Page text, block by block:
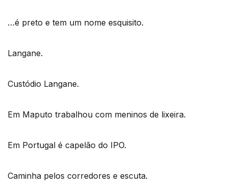
…é preto e tem um nome esquisito.
Langane.
Custódio Langane.
Em Maputo trabalhou com meninos de lixeira.
Em Portugal é capelão do IPO.
Caminha pelos corredores e escuta.